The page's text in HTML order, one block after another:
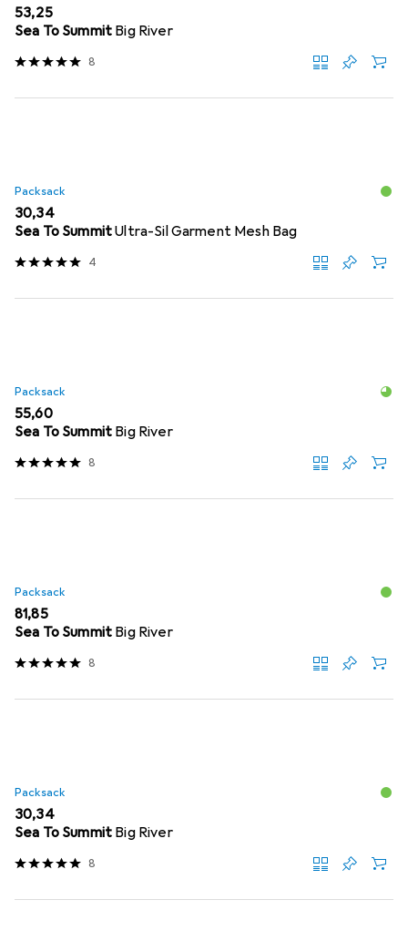
EUR
53,25
Sea To Summit Big River
8
Packsack
EUR
30,34
Sea To SummitUltra-Sil Garment Mesh Bag
4
Packsack
EUR
55,60
Sea To Summit Big River
8
Packsack
EUR
81,85
Sea To Summit Big River
8
Packsack
EUR
30,34
Sea To Summit Big River
8